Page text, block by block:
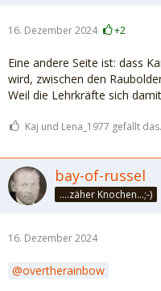
16. Dezember 2024 +2
Eine andere Seite ist: dass
wird, zwischen den
Weil die Lehrkräfte sich
Kaj und Lena_1977 gefällt das.
bay-of-russel
....zäher Knochen...;-)
16. Dezember 2024
overtherainbow